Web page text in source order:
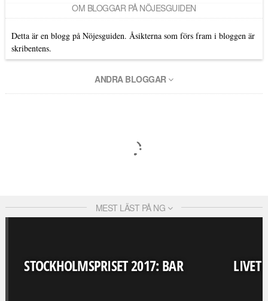
OM BLOGGAR PÅ NÖJESGUIDEN
Detta är en blogg på Nöjesguiden. Åsikterna som förs fram i bloggen är
skribentens.
ANDRA BLOGGAR
MEST LÄST PÅ NG
STOCKHOLMSPRISET 2017: BAR LIVET